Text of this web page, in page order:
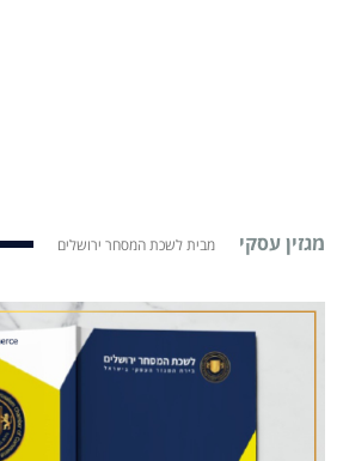
מגזין עסקי מבית לשכת המסחר ירושלים